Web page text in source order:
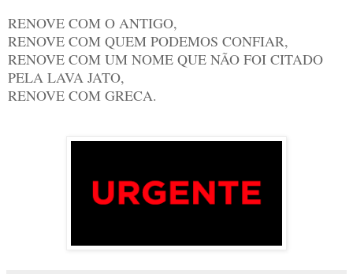
RENOVE COM O ANTIGO,
RENOVE COM QUEM PODEMOS CONFIAR,
RENOVE COM UM NOME QUE NÃO FOI CITADO
PELA LAVA JATO,
RENOVE COM GRECA.